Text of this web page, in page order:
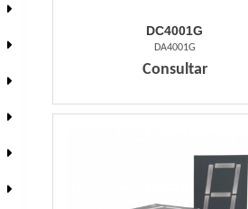
DC4001G
DA4001G
Consultar